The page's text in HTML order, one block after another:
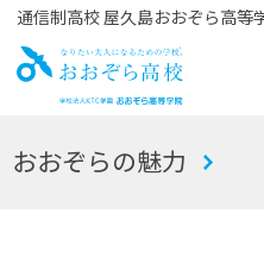
通信制高校 屋久島おおぞら高等
お
おおぞらの魅力